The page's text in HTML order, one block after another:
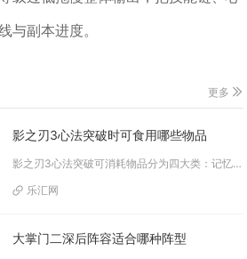
与副本进度。
更多
影之刃3心法突破时可食用哪些物品
影之刃3心法突破可消耗物品分为四大类：记忆系列通用进阶材料、流派专属典籍、同名心法/心法碎片、昼夜材料与突破专属凭证，四...
乐汇网
大掌门二深后阵容适合哪种阵型